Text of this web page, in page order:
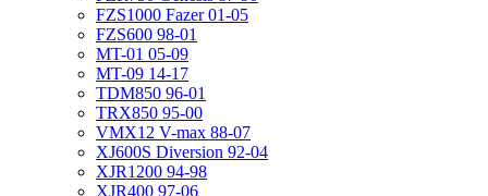
FZS1000 Fazer 01-05
FZS600 98-01
MT-01 05-09
MT-09 14-17
TDM850 96-01
TRX850 95-00
VMX12 V-max 88-07
XJ600S Diversion 92-04
XJR1200 94-98
XJR400 97-06